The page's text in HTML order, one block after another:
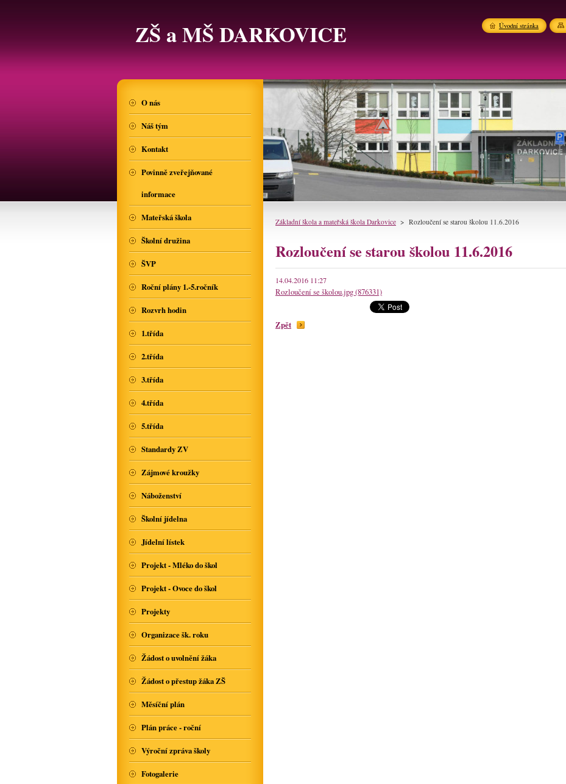
ZŠ a MŠ DARKOVICE
Základní škola a mateřská škola Darkovice > Rozloučení se starou školou 11.6.2016
Rozloučení se starou školou 11.6.2016
14.04.2016 11:27
Rozloučení se školou.jpg (876331)
Zpět
O nás
Náš tým
Kontakt
Povinně zveřejňované
informace
Mateřská škola
Školní družina
ŠVP
Roční plány 1.-5.ročník
Rozvrh hodin
1.třída
2.třída
3.třída
4.třída
5.třída
Standardy ZV
Zájmové kroužky
Náboženství
Školní jídelna
Jídelní lístek
Projekt - Mléko do škol
Projekt - Ovoce do škol
Projekty
Organizace šk. roku
Žádost o uvolnění žáka
Žádost o přestup žáka ZŠ
Měsíční plán
Plán práce - roční
Výroční zpráva školy
Fotogalerie
Úvodní stránka